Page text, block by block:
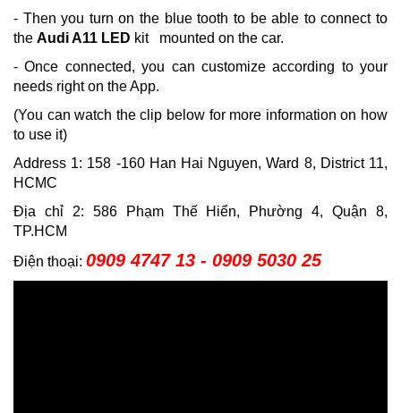
- Then you turn on the blue tooth to be able to connect to
the Audi A11 LED kit
mounted on the car.
- Once connected, you can customize according to your
needs right on the App.
(You can watch the clip below for more information on how
to use it)
Address 1: 158 -160 Han Hai Nguyen, Ward 8, District 11,
HCMC
Địa chỉ 2: 586 Phạm Thế Hiển, Phường 4, Quận 8,
TP.HCM
Điện thoại: 0909 4747 13 - 0909 5030 25